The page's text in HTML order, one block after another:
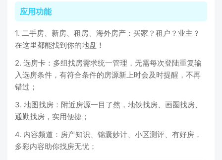
应用功能
1. 二手房、新房、租房、海外房产：买家？租户？业主？
在这里都能找到你的地盘！
2. 选房卡：多组找房需求统一管理，无需每次登陆重复输
入选房条件，有符合条件的房源新上时会及时提醒，不再
错过；
3. 地图找房：附近房源一目了然，地铁找房、画圈找房、
通勤找房，实用便捷；
4. 内容频道：房产知识、锦囊妙计、小区测评、有好房，
多彩内容助你找房无忧；